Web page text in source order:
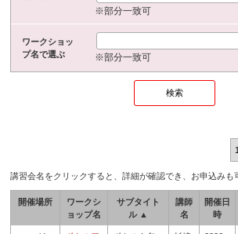
※部分一致可
ワークショッ
プ名で選ぶ
※部分一致可
講習会名をクリックすると、詳細が確認でき、お申込みも
開催場所
ワークシ
ョップ名
サブタイト
ル ▲
講師
名
開催日
時